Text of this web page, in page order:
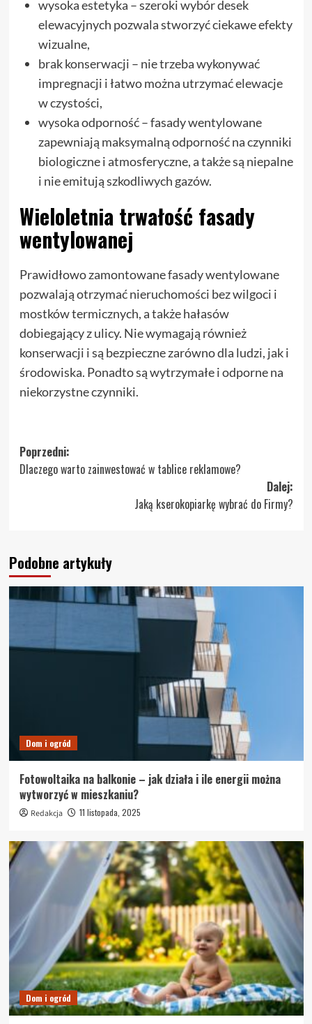
wysoka estetyka – szeroki wybór desek
elewacyjnych pozwala stworzyć ciekawe efekty
wizualne,
brak konserwacji – nie trzeba wykonywać
impregnacji i łatwo można utrzymać elewacje
w czystości,
wysoka odporność – fasady wentylowane
zapewniają maksymalną odporność na czynniki
biologiczne i atmosferyczne, a także są niepalne
i nie emitują szkodliwych gazów.
Wieloletnia trwałość fasady
wentylowanej
Prawidłowo zamontowane fasady wentylowane
pozwalają otrzymać nieruchomości bez wilgoci i
mostków termicznych, a także hałasów
dobiegający z ulicy. Nie wymagają również
konserwacji i są bezpieczne zarówno dla ludzi, jak i
środowiska. Ponadto są wytrzymałe i odporne na
niekorzystne czynniki.
Zobacz
wpisy
Poprzedni:
Dlaczego warto zainwestować w tablice reklamowe?
Dalej:
Jaką kserokopiarkę wybrać do Firmy?
Podobne artykuły
Dom i ogród
Fotowoltaika na balkonie – jak działa i ile energii można
wytworzyć w mieszkaniu?
Redakcja 11 listopada, 2025
Dom i ogród